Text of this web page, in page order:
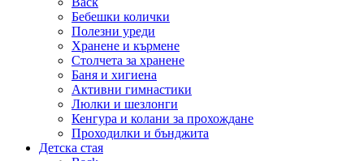
Бебешки колички
Полезни уреди
Хранене и кърмене
Столчета за хранене
Баня и хигиена
Активни гимнастики
Люлки и шезлонги
Кенгура и колани за прохождане
Проходилки и бънджита
Детска стая